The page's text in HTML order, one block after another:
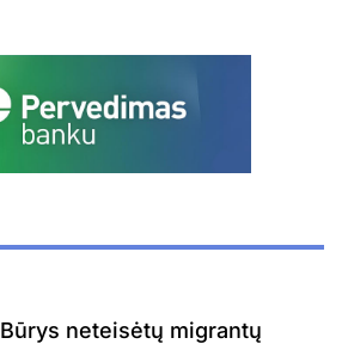
Būrys neteisėtų migrantų